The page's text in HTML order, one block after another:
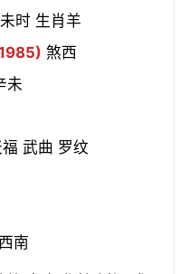
时 生肖羊
煞西
未
武曲 罗纹
南